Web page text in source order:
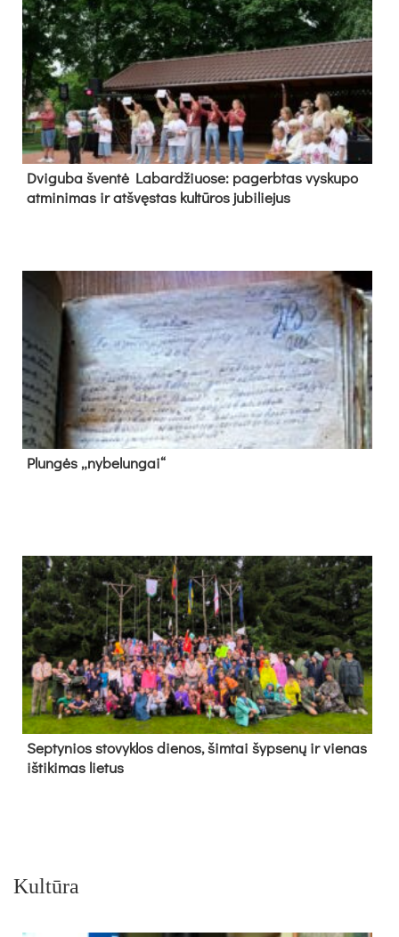
Dvi­gu­ba šven­tė La­bar­džiuo­se: pa­gerb­tas vys­ku­po
at­mi­ni­mas ir at­švęs­tas kul­tū­ros ju­bi­lie­jus
Plun­gės „ny­be­lun­gai“
Sep­ty­nios sto­vyk­los die­nos, šim­tai šyp­se­nų ir vie­nas
iš­ti­ki­mas lie­tus
Kultūra